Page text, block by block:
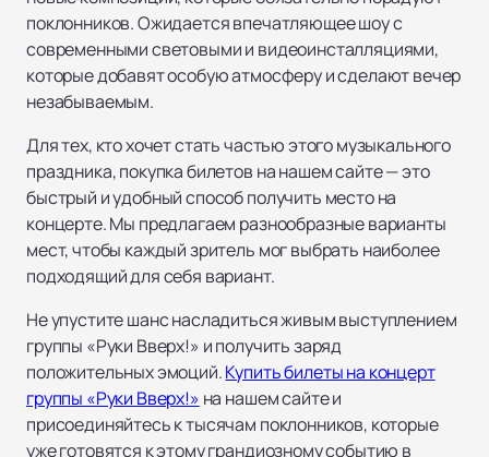
поклонников. Ожидается впечатляющее шоу с
современными световыми и видеоинсталляциями,
которые добавят особую атмосферу и сделают вечер
незабываемым.
Для тех, кто хочет стать частью этого музыкального
праздника, покупка билетов на нашем сайте — это
быстрый и удобный способ получить место на
концерте. Мы предлагаем разнообразные варианты
мест, чтобы каждый зритель мог выбрать наиболее
подходящий для себя вариант.
Не упустите шанс насладиться живым выступлением
группы «Руки Вверх!» и получить заряд
положительных эмоций.Купить билеты на концерт
группы «Руки Вверх!» на нашем сайте и
присоединяйтесь к тысячам поклонников, которые
уже готовятся к этому грандиозному событию в